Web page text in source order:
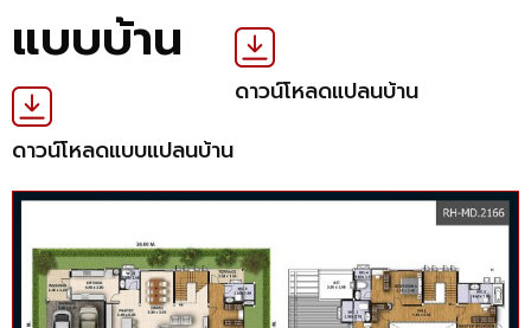
แบบบ้าน
ดาวน์โหลดแปลนบ้าน
ดาวน์โหลดแบบแปลนบ้าน